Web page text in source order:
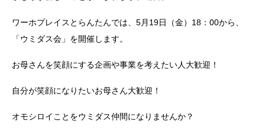
ワーホプレイスとらんたんでは、5月19日（金）18：00から、
「ウミダス会」を開催します。
お母さんを笑顔にする企画や事業を考えたい人大歓迎！
自分が笑顔になりたいお母さん大歓迎！
オモシロイことをウミダス仲間になりませんか？